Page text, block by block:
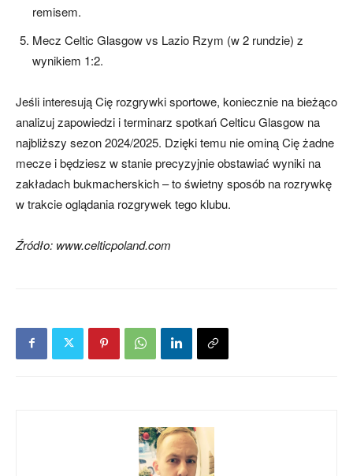
remisem.
Mecz Celtic Glasgow vs Lazio Rzym (w 2 rundzie) z
wynikiem 1:2.
Jeśli interesują Cię rozgrywki sportowe, koniecznie na bieżąco
analizuj zapowiedzi i terminarz spotkań Celticu Glasgow na
najbliższy sezon 2024/2025. Dzięki temu nie ominą Cię żadne
mecze i będziesz w stanie precyzyjnie obstawiać wyniki na
zakładach bukmacherskich – to świetny sposób na rozrywkę
w trakcie oglądania rozgrywek tego klubu.
Źródło: www.celticpoland.com